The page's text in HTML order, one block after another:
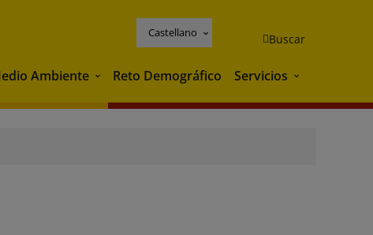
Castellano Buscar
Ambiente Medio Ambiente
Reto Demográfico Servicios Servicios